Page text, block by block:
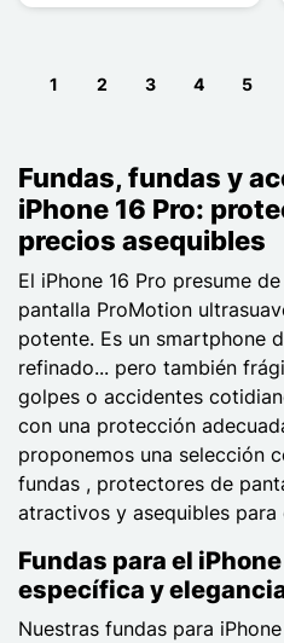
1 2 3 4 5
Fundas, fundas y
iPhone 16 Pro:
precios asequibles
El iPhone 16 Pro presume
pantalla ProMotion
potente. Es un smartphone
refinado... pero también
golpes o accidentes
con una protección
proponemos una selección
fundas , protectores de
atractivos y asequibles para
Fundas para el
específica y
Nuestras fundas para